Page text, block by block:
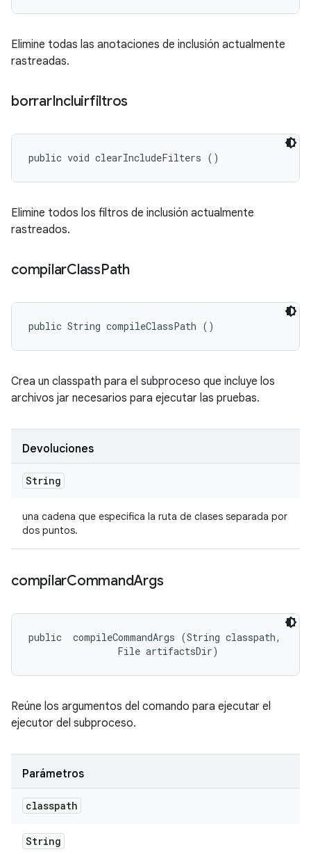
Elimine todas las anotaciones de inclusión actualmente
rastreadas.
borrarIncluirfiltros
public void clearIncludeFilters ()
Elimine todos los filtros de inclusión actualmente
rastreados.
compilarClassPath
public String compileClassPath ()
Crea un classpath para el subproceso que incluye los
archivos jar necesarios para ejecutar las pruebas.
Devoluciones
String
una cadena que especifica la ruta de clases separada por
dos puntos.
compilarCommandArgs
public
compileCommandArgs (String classpath,
                File artifactsDir)
Reúne los argumentos del comando para ejecutar el
ejecutor del subproceso.
Parámetros
classpath
String